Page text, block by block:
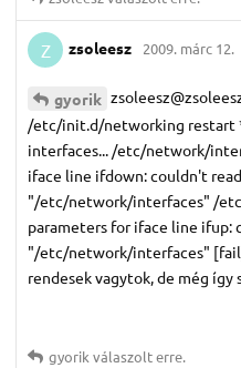
Z zsoleesz 2009. márc 12.
gyorik
/etc/init.d/networking restart
interfaces... /etc/network/
iface line ifdown: couldn't
"/etc/network/interfaces" /
parameters for iface line
"/etc/network/interfaces"
rendesek vagytok, de még így
gyorik válaszolt erre.